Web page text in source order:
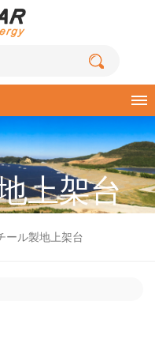
上架台
ール製地上架台